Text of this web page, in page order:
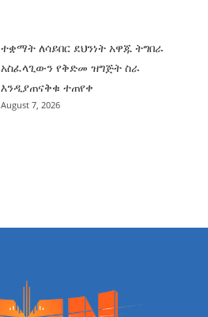
ተቋማት ለሳይበር ደህንነት አዋጁ ትግበራ
አስፈላጊውን የቅድመ ዝግጅት ስራ
እንዲያጠናቅቁ ተጠየቀ
August 7, 2026